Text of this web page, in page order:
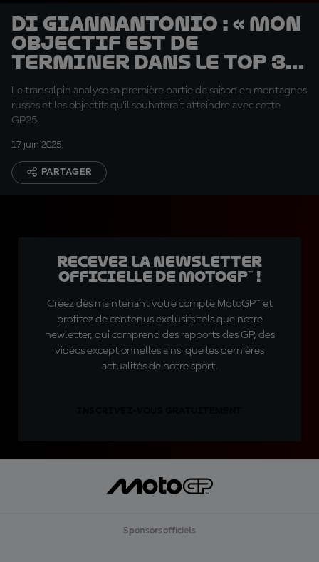
Di Giannantonio : « Mon
objectif est de
terminer dans le Top 3
au Championnat »
Le transalpin analyse sa première partie de saison en montagnes
russes et les objectifs qu'il souhaterait atteindre avec cette
GP25.
17 juin 2025
PARTAGER
Recevez la Newsletter
officielle de MotoGP™ !
Créez dès maintenant votre compte MotoGP™ et
profitez de contenus exclusifs tels que notre
newletter, qui comprend des rapports des GP, des
vidéos exceptionnelles ainsi que les dernières
actualités de notre sport.
Sponsors officiels